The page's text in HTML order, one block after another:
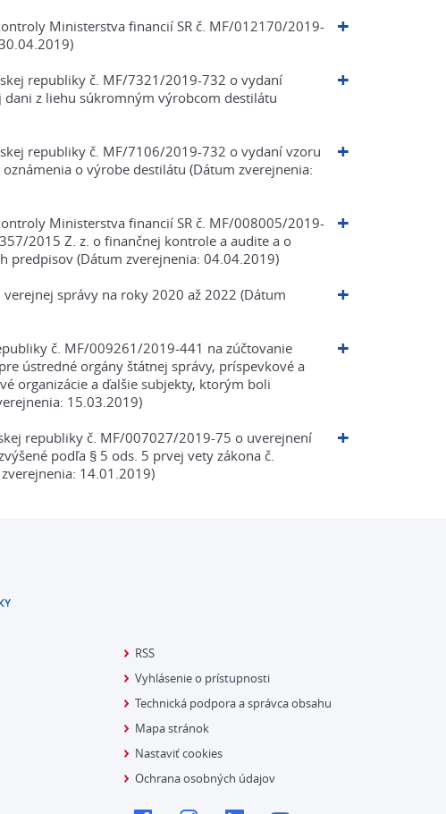
Ministerstva financií SR č. MF/012170/2019-
republiky č. MF/7321/2019-732 o vydaní
z liehu súkromným výrobcom destilátu
republiky č. MF/7106/2019-732 o vydaní vzoru
o výrobe destilátu (Dátum zverejnenia:
Ministerstva financií SR č. MF/008005/2019-
2015 Z. z. o finančnej kontrole a audite a o
predpisov (Dátum zverejnenia: 04.04.2019)
správy na roky 2020 až 2022 (Dátum
č. MF/009261/2019-441 na zúčtovanie
ústredné orgány štátnej správy, príspevkové a
organizácie a ďalšie subjekty, ktorým boli
15.03.2019)
republiky č. MF/007027/2019-75 o uverejnení
podľa § 5 ods. 5 prvej vety zákona č.
14.01.2019)
RSS
Vyhlásenie o prístupnosti
Technická podpora a správca obsahu
Mapa stránok
Nastaviť cookies
Ochrana osobných údajov